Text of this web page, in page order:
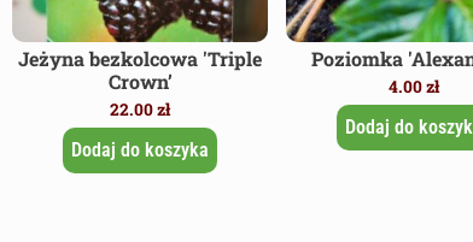
Jeżyna bezkolcowa 'Triple
Crown’
22.00zł
Dodaj do koszyka
Poziomka
4.00zł
Dodaj do